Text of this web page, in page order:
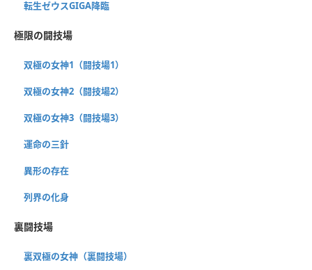
転生ゼウスGIGA降臨
極限の闘技場
双極の女神1（闘技場1）
双極の女神2（闘技場2）
双極の女神3（闘技場3）
運命の三針
異形の存在
列界の化身
裏闘技場
裏双極の女神（裏闘技場）